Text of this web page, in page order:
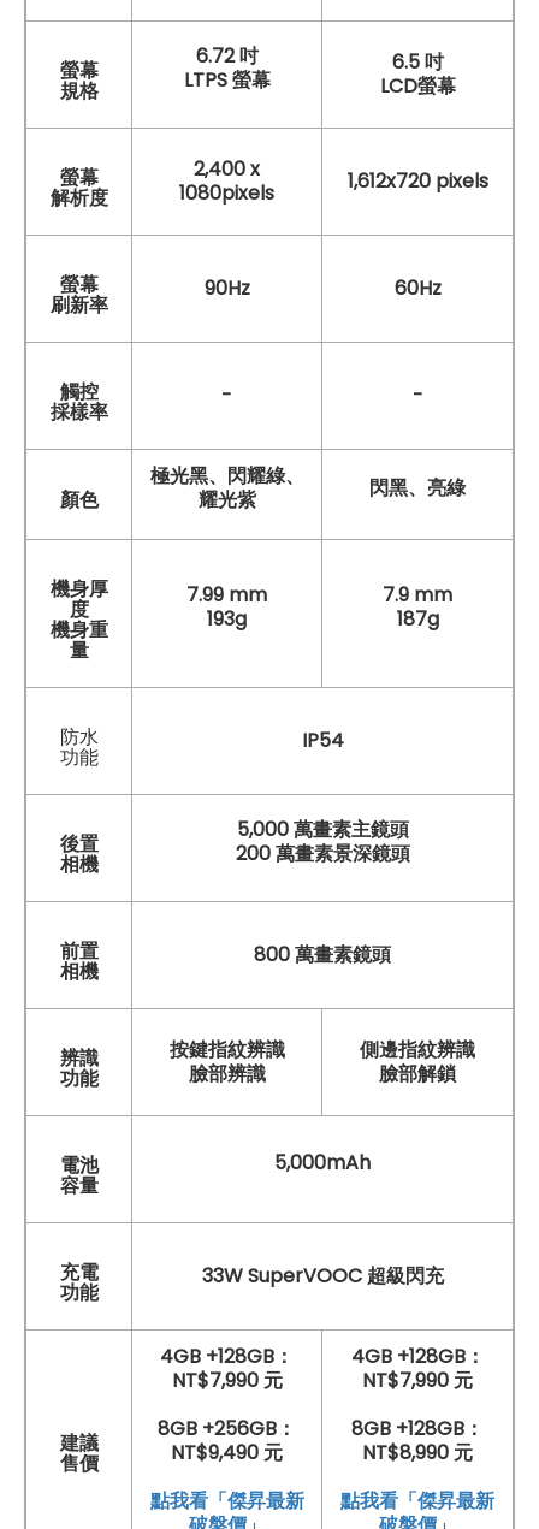
螢幕
規格
6.72 吋
LTPS 螢幕
6.5 吋
LCD螢幕
螢幕
解析度
2,400 x
1080pixels
1,612x720 pixels
螢幕
刷新率
90Hz 60Hz
觸控
採樣率
- -
顏色
極光黑、閃耀綠、
耀光紫
閃黑、亮綠
機身厚
度
機身重
量
7.99 mm
193g
7.9 mm
187g
防水
功能
IP54
後置
相機
5,000 萬畫素主鏡頭
200 萬畫素景深鏡頭
前置
相機
800 萬畫素鏡頭
辨識
功能
按鍵指紋辨識
臉部辨識
側邊指紋辨識
臉部解鎖
電池
容量
5,000mAh
充電
功能
33W SuperVOOC 超級閃充
建議
售價
4GB +128GB：
NT$7,990 元
8GB +256GB：
NT$9,490 元
點我看「傑昇最新
4GB +128GB：
NT$7,990 元
8GB +128GB：
NT$8,990 元
點我看「傑昇最新